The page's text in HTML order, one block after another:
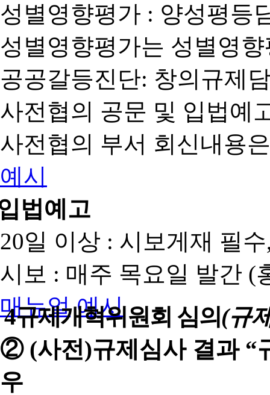
성별영향평가 : 양성평등
성별영향평가는 성별영
공공갈등진단: 창의규제
사전협의 공문 및 입법예
사전협의 부서 회신내용
예시
법예고
20일 이상 : 시보게재 필
시보 : 매주 목요일 발간 (
매뉴얼 예시
4규제개혁위원회 심의(규
② (사전)규제심사 결과 “
우